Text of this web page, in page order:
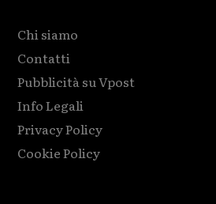
Chi siamo
Contatti
Pubblicità su Vpost
Info Legali
Privacy Policy
Cookie Policy